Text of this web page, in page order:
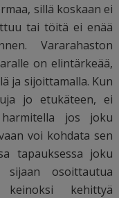
sillä koskaan ei
tai töitä ei enää
Vararahaston
on elintärkeää,
ja sijoittamalla. Kun
jo etukäteen, ei
jos joku
voi kohdata sen
tapauksessa joku
osoittautua
kehittyä